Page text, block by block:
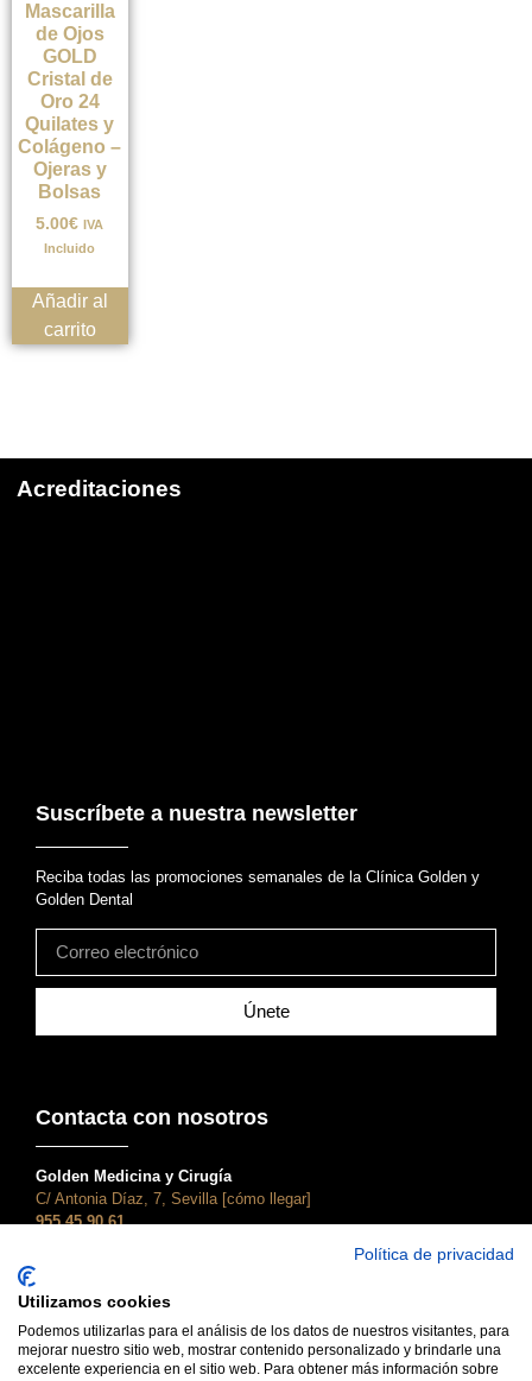
Mascarilla
de Ojos
GOLD
Cristal de
Oro 24
Quilates y
Colágeno –
Ojeras y
Bolsas
5.00€ IVA
Incluido
Añadir al
carrito
Acreditaciones
Suscríbete a nuestra newsletter
Reciba todas las promociones semanales de la Clínica Golden y
Golden Dental
Únete
Contacta con nosotros
Golden Medicina y Cirugía
C/ Antonia Díaz, 7, Sevilla [cómo llegar]
955 45 90 61
C/ Adriano, 28, Sevilla [cómo llegar]
955 45 90 61
dental@clinicagolden.com
Política de privacidad
Utilizamos cookies
Podemos utilizarlas para el análisis de los datos de nuestros visitantes, para
mejorar nuestro sitio web, mostrar contenido personalizado y brindarle una
excelente experiencia en el sitio web. Para obtener más información sobre